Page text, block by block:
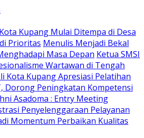
Kupang Mulai Ditempa di Desa
Prioritas Menulis Menjadi Bekal
Masa Depan Ketua SMSI
Wartawan di Tengah
Kota Kupang Apresiasi Pelatihan
Dorong Peningkatan Kompetensi
Asadoma : Entry Meeting
Penyelenggaraan Pelayanan
Momentum Perbaikan Kualitas